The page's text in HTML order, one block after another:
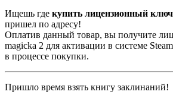
Ищешь где купить лицензионный
пришел по адресу!
Оплатив данный товар, вы получите
magicka 2 для активации в системе
в процессе покупки.
Пришло время взять книгу заклинаний!